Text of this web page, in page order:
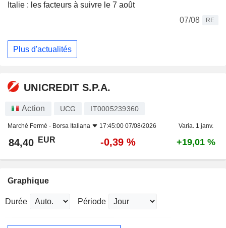
Italie : les facteurs à suivre le 7 août
07/08
RE
Plus d'actualités
UNICREDIT S.P.A.
Action UCG IT0005239360
Marché Fermé - Borsa Italiana 17:45:00 07/08/2026 Varia. 1 janv.
84,40 EUR -0,39 % +19,01 %
Graphique
Durée Période